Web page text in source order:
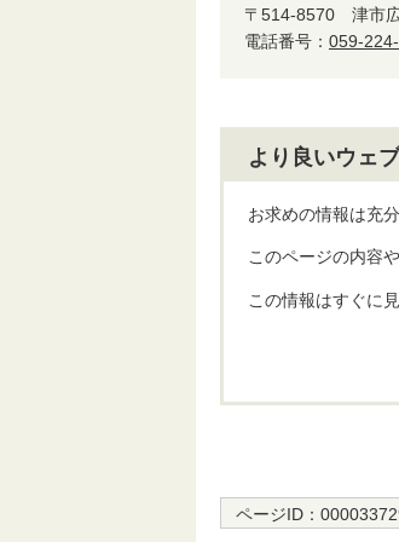
〒514-8570 津市
電話番号： 059-
より良いウェ
お求めの情報は充
このページの内容
この情報はすぐに
ページID：